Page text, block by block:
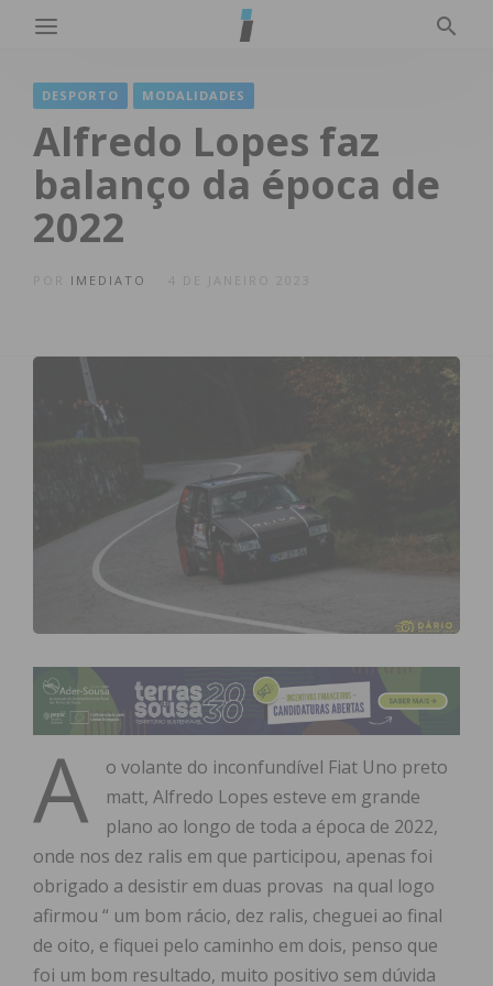
DESPORTO MODALIDADES
Alfredo Lopes faz
balanço da época de
2022
IMEDIATO 4 DE JANEIRO 2023
A
o volante do inconfundível Fiat Uno preto
matt, Alfredo Lopes esteve em grande
plano ao longo de toda a época de 2022,
onde nos dez ralis em que participou, apenas foi
obrigado a desistir em duas provas na qual logo
afirmou “ um bom rácio, dez ralis, cheguei ao final
de oito, e fiquei pelo caminho em dois, penso que
foi um bom resultado, muito positivo sem dúvida